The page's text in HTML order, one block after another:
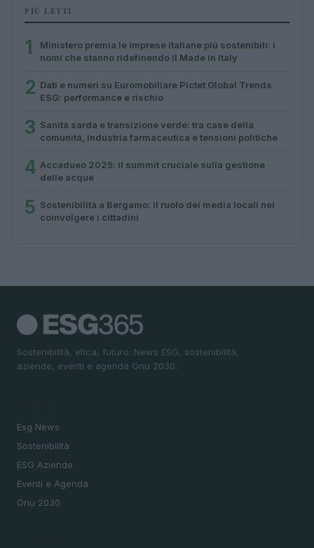
PIÙ LETTI
1
Ministero premia le imprese italiane più sostenibili: i
nomi che stanno ridefinendo il Made in Italy
2 Dati e numeri su Euromobiliare Pictet Global Trends
ESG: performance e rischio
3 Sanità sarda e transizione verde: tra case della
comunità, industria farmaceutica e tensioni politiche
4 Accadueo 2025: il summit cruciale sulla gestione
delle acque
5 Sostenibilità a Bergamo: il ruolo dei media locali nel
coinvolgere i cittadini
Sostenibilità, etica, futuro. News ESG, sostenibilità,
aziende, eventi e agenda Onu 2030.
Esg News
Sostenibilità
ESG Aziende
Eventi e Agenda
Onu 2030